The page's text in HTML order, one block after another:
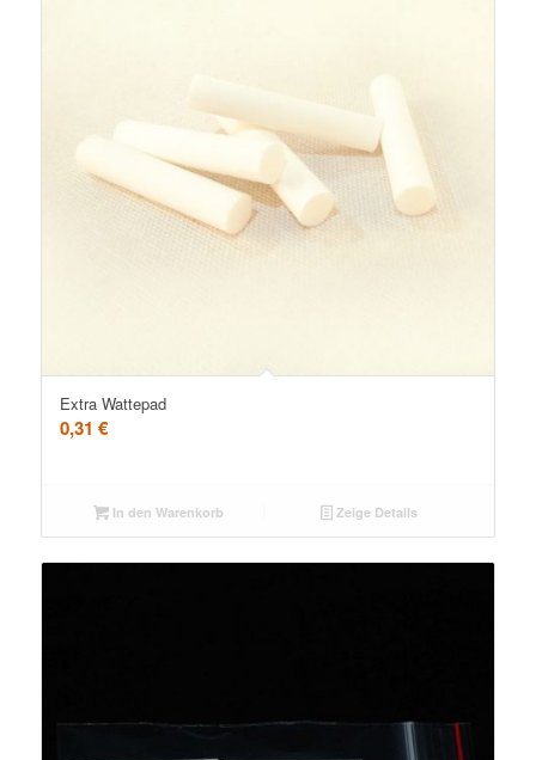
Extra Wattepad
0,31 €
In den Warenkorb Zeige Details